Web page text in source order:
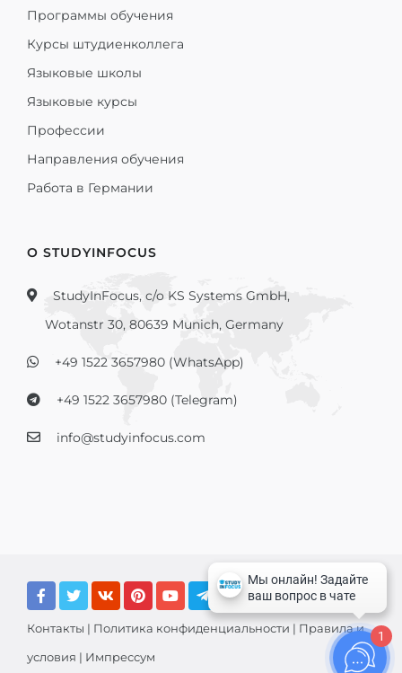
Программы обучения
Курсы штудиенколлега
Языковые школы
Языковые курсы
Профессии
Направления обучения
Работа в Германии
О STUDYINFOCUS
StudyInFocus, c/o KS Systems GmbH,
Wotanstr 30, 80639 Munich, Germany
+49 1522 3657980 (WhatsApp)
+49 1522 3657980 (Telegram)
info@studyinfocus.com
Контакты | Политика конфиденциальности | Правила и
условия | Импрессум
1